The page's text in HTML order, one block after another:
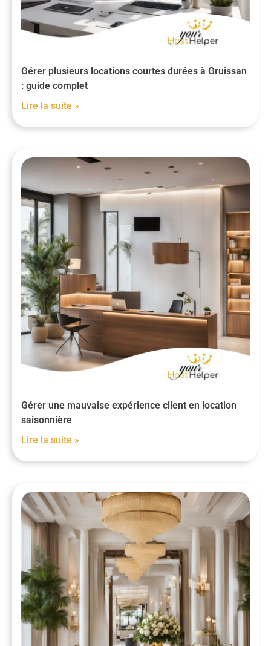
Gérer plusieurs locations courtes durées à Gruissan
: guide complet
Lire la suite »
Gérer une mauvaise expérience client en location
saisonnière
Lire la suite »